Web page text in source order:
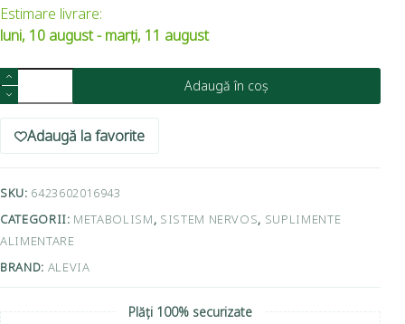
Estimare livrare:
luni, 10 august - marți, 11 august
Adaugă în coș
Adaugă la favorite
SKU: 6423602016943
CATEGORII: METABOLISM, SISTEM NERVOS, SUPLIMENTE
ALIMENTARE
BRAND: ALEVIA
Plăți 100% securizate